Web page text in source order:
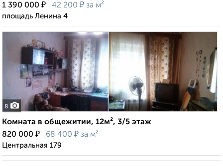
1 390 000 ₽ 42 200 ₽ за м²
площадь Ленина 4
8
Комната в общежитии, 12м², 3/5 этаж
820 000 ₽ 68 400 ₽ за м²
Центральная 179